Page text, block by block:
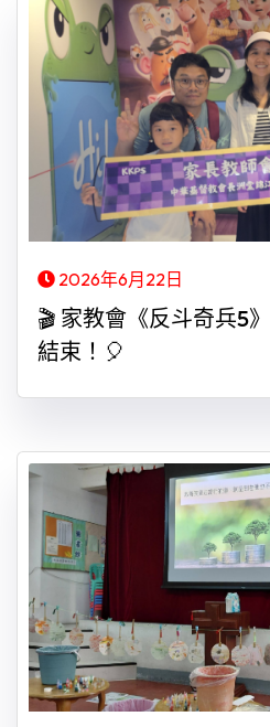
2026年6月22日
🎬 家教會《反斗奇兵5
結束！🎈